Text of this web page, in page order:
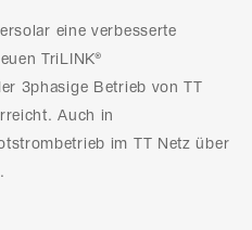
eine verbesserte
TriLINK®
3phasige Betrieb von TT
Auch in
im TT Netz über